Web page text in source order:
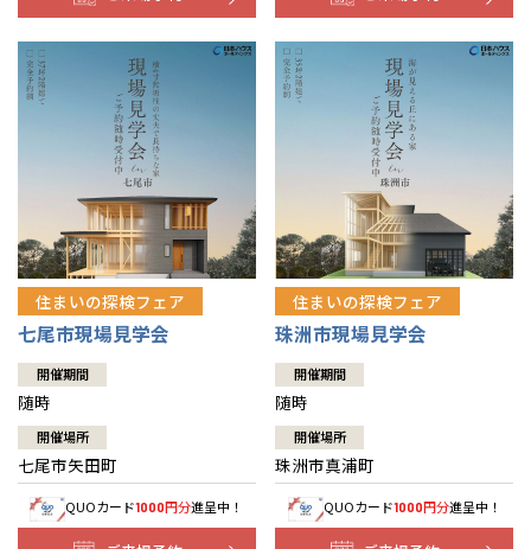
住まいの探検フェア
七尾市現場見学会
開催期間
随時
開催場所
七尾市矢田町
QUOカード1000円分進呈中！
住まいの探検フェア
珠洲市現場見学会
開催期間
随時
開催場所
珠洲市真浦町
QUOカード1000円分進呈中！